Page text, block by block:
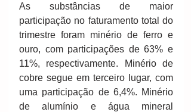
As substâncias de maior
participação no faturamento total do
trimestre foram minério de ferro e
ouro, com participações de 63% e
11%, respectivamente. Minério de
cobre segue em terceiro lugar, com
uma participação de 6,4%. Minério
de alumínio e água mineral